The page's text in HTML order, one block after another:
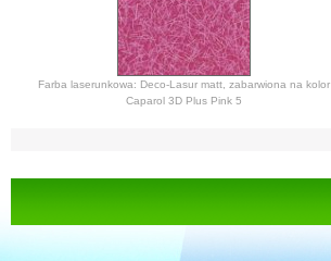
Farba laserunkowa: Deco-Lasur matt, zabarwiona na kolor
Caparol 3D Plus Pink 5